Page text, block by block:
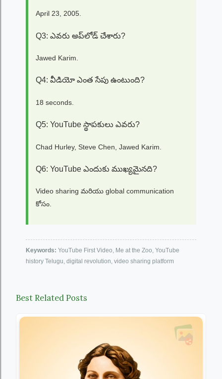
April 23, 2005.
Q3: ఎవరు అప్‌లోడ్ చేశారు?
Jawed Karim.
Q4: వీడియో ఎంత సేపు ఉంటుంది?
18 seconds.
Q5: YouTube స్థాపకులు ఎవరు?
Chad Hurley, Steve Chen, Jawed Karim.
Q6: YouTube ఎందుకు ముఖ్యమైనది?
Video sharing మరియు global communication
కోసం.
Keywords: YouTube First Video, Me at the Zoo, YouTube
history Telugu, digital revolution, video sharing platform
Best Related Posts